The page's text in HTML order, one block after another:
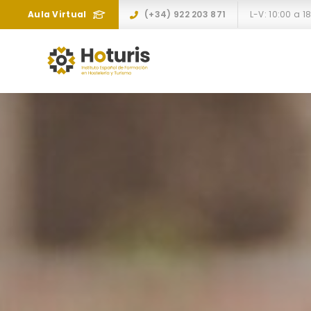
Aula Virtual (+34) 922 203 871